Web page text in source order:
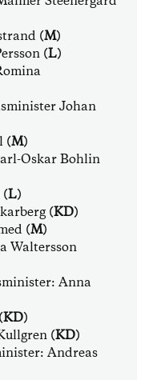
(M)
(L)
Johan
(M)
Oskar Bohlin
(L)
(KD)
(M)
Waltersson
Anna
(KD)
(KD)
Andreas